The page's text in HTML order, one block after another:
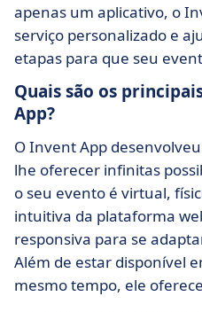
apenas um aplicativo, o
serviço personalizado e
etapas para que seu
Quais são os
App?
O Invent App
lhe oferecer infinitas
o seu evento é virtual,
intuitiva da plataforma
responsiva para se
Além de estar disponível
mesmo tempo, ele